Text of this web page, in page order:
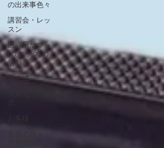
の出来事色々
講習会・レッ
スン
医療用かつら
(ウィッグ)の
活動
成人式